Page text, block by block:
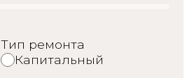
Тип ремонта
Капитальный